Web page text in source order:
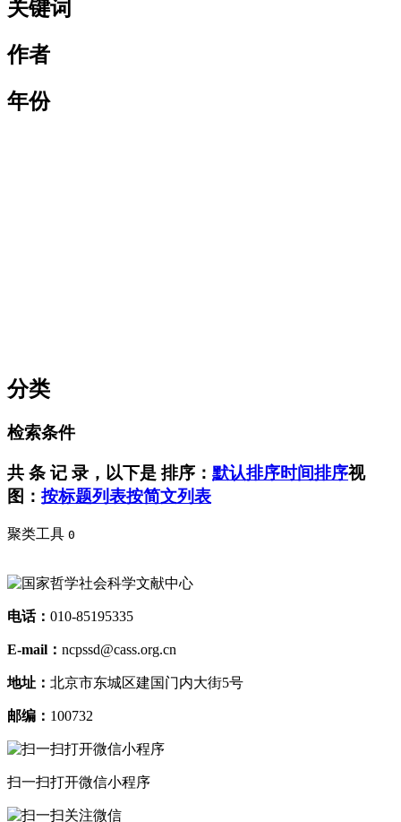
关键词
作者
年份
分类
检索条件
共 条 记 录，以下是 排序： 默认排序时间排序视
图： 按标题列表按简文列表
聚类工具 0
电话： 010-85195335
E-mail： ncpssd@cass.org.cn
地址： 北京市东城区建国门内大街5号
邮编： 100732
扫一扫打开微信小程序